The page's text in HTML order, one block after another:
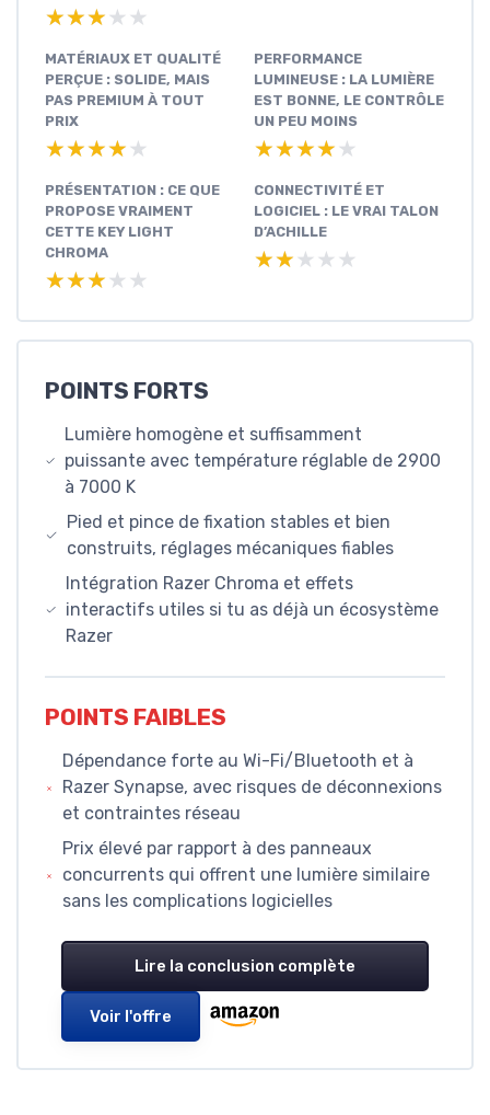
★★★★★
★★★★★
MATÉRIAUX ET QUALITÉ
PERÇUE : SOLIDE, MAIS
PAS PREMIUM À TOUT
PRIX
★★★★★
★★★★★
PERFORMANCE
LUMINEUSE : LA LUMIÈRE
EST BONNE, LE CONTRÔLE
UN PEU MOINS
★★★★★
★★★★★
PRÉSENTATION : CE QUE
PROPOSE VRAIMENT
CETTE KEY LIGHT
CHROMA
★★★★★
★★★★★
CONNECTIVITÉ ET
LOGICIEL : LE VRAI TALON
D’ACHILLE
★★★★★
★★★★★
POINTS FORTS
Lumière homogène et suffisamment
puissante avec température réglable de 2900
à 7000 K
Pied et pince de fixation stables et bien
construits, réglages mécaniques fiables
Intégration Razer Chroma et effets
interactifs utiles si tu as déjà un écosystème
Razer
POINTS FAIBLES
Dépendance forte au Wi-Fi/Bluetooth et à
Razer Synapse, avec risques de déconnexions
et contraintes réseau
Prix élevé par rapport à des panneaux
concurrents qui offrent une lumière similaire
sans les complications logicielles
Lire la conclusion complète
Voir l'offre